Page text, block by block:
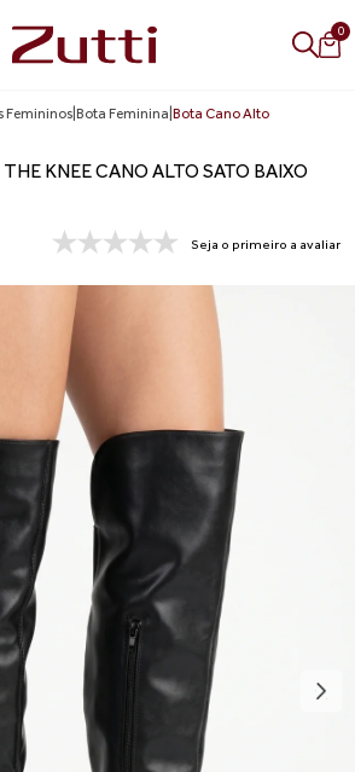
0
Femininos Bota Feminina Bota Cano Alto
KNEE CANO ALTO SATO BAIXO
Seja o primeiro a avaliar